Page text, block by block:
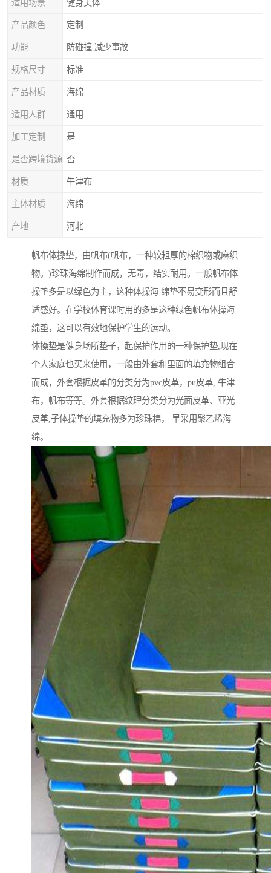
适用场景 健身美体
产品颜色 定制
功能 防碰撞 减少事故
规格尺寸 标准
产品材质 海绵
适用人群 通用
加工定制 是
是否跨境货源 否
材质 牛津布
主体材质 海绵
产地 河北
帆布体操垫，由帆布(帆布，一种较粗厚的棉织物或麻织
物。)珍珠海绵制作而成，无毒，结实耐用。一般帆布体
操垫多是以绿色为主，这种体操海 绵垫不易变形而且舒
适感好。在学校体育课时用的多是这种绿色帆布体操海
绵垫，这可以有效地保护学生的运动。
体操垫是健身场所垫子，起保护作用的一种保护垫,现在
个人家庭也买来使用，一般由外套和里面的填充物组合
而成，外套根据皮革的分类分为pvc皮革，pu皮革, 牛津
布，帆布等等。外套根据纹理分类分为光面皮革、亚光
皮革,子体操垫的填充物多为珍珠棉， 早采用聚乙烯海
绵。